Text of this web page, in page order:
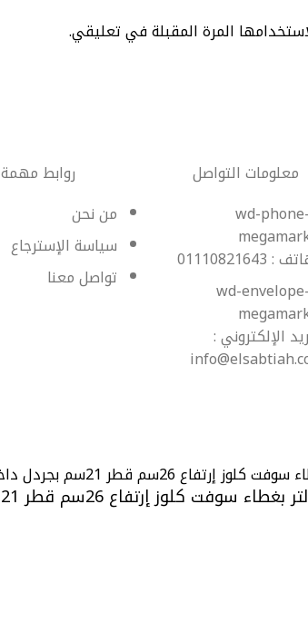
المرة المقبلة في تعليقي.
معلومات التواصل
01110821643
الإلكتروني :
روابط مهمة
من نحن
سياسة الإسترجاع
تواصل معنا